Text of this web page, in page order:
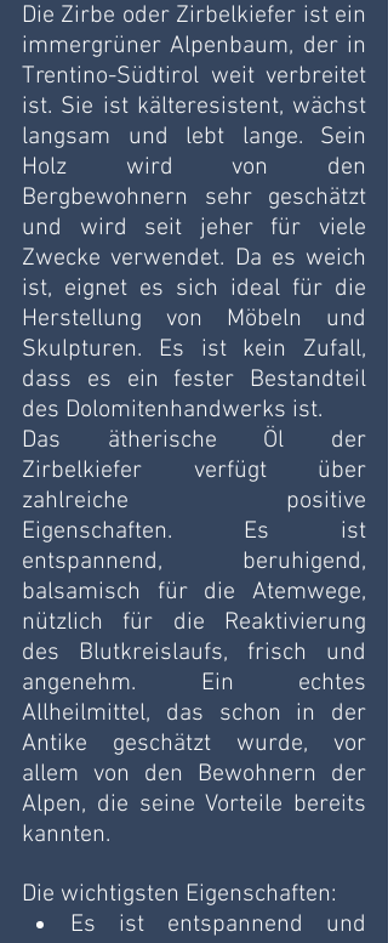
Die Zirbe oder Zirbelkiefer ist ein
immergrüner Alpenbaum, der in
Trentino-Südtirol weit verbreitet
ist. Sie ist kälteresistent, wächst
langsam und lebt lange. Sein
Holz wird von den
Bergbewohnern sehr geschätzt
und wird seit jeher für viele
Zwecke verwendet. Da es weich
ist, eignet es sich ideal für die
Herstellung von Möbeln und
Skulpturen. Es ist kein Zufall,
dass es ein fester Bestandteil
des Dolomitenhandwerks ist.
Das ätherische Öl der
Zirbelkiefer verfügt über
zahlreiche positive
Eigenschaften. Es ist
entspannend, beruhigend,
balsamisch für die Atemwege,
nützlich für die Reaktivierung
des Blutkreislaufs, frisch und
angenehm. Ein echtes
Allheilmittel, das schon in der
Antike geschätzt wurde, vor
allem von den Bewohnern der
Alpen, die seine Vorteile bereits
kannten.
Die wichtigsten Eigenschaften:
Es ist entspannend und